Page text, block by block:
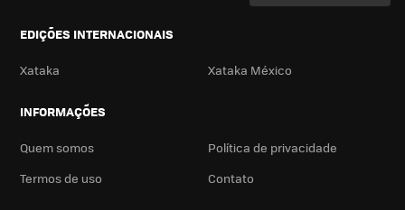
EDIÇÕES INTERNACIONAIS
Xataka Xataka México
INFORMAÇÕES
Quem somos
Política de privacidade
Termos de uso
Contato